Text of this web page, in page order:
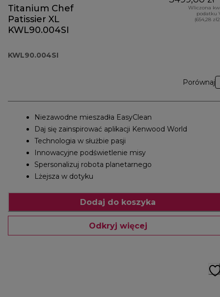
Titanium Chef
Patissier XL
KWL90.004SI
KWL90.004SI
Wliczona
podatku
(654,28
Porównaj
Niezawodne mieszadła EasyClean
Daj się zainspirować aplikacji Kenwood World
Technologia w służbie pasji
Innowacyjne podświetlenie misy
Spersonalizuj robota planetarnego
Lżejsza w dotyku
Dodaj do koszyka
Odkryj więcej